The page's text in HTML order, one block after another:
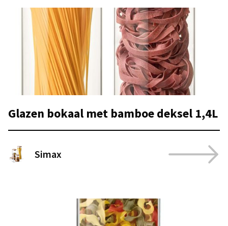
Glazen bokaal met bamboe deksel 1,4L
Simax